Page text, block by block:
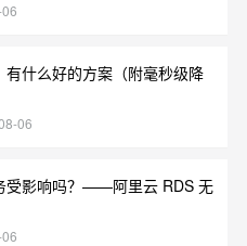
什么好的方案（附毫秒级降
06
受影响吗？——阿里云 RDS 无